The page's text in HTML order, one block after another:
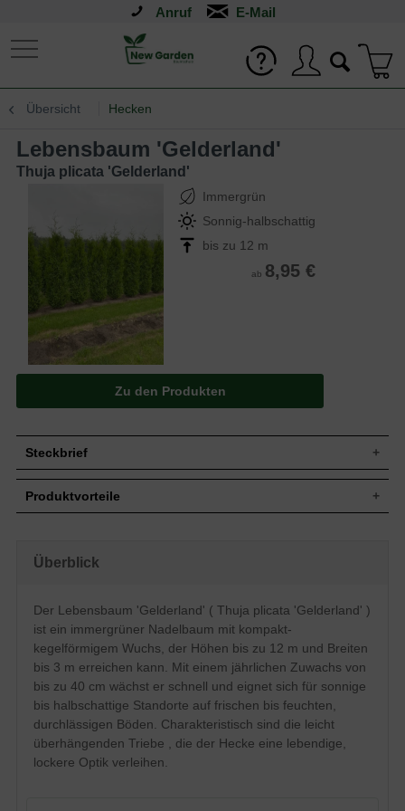
Anruf
Übersicht Hecken
Lebensbaum 'Gelderland'
Thuja plicata 'Gelderland'
Immergrün
Sonnig-halbschattig
bis zu 12 m
ab 8,95 €
Zu den Produkten
Steckbrief
Zuwachs
Wuchsform
Blüte
Unscheinbar
Rinde
Graubraun
Boden
Relativ anspruchslos, bevorzugt jedoch
Untergründe, kalkverträglich
Standort
Sonnig bis halbschattig
Verwendung
Kübelbepflanzung
Eine bereits seit Jahren bestätigte und
verlässliche Sorte, die wir gerne als
Produktvorteile
sehr frosthart und windfest
Regenerationsvermögen
optimal für schmale,
hohe Hecken
verträgt keine extreme Trockenheit
verträgt keinen Rückschnitt ins alte Holz
Überblick
Der Lebensbaum 'Gelderland' ( Thuja plicata 'Gelderland' )
ist ein immergrüner Nadelbaum mit kompakt-
kegelförmigem Wuchs, der Höhen bis zu 12 m und Breiten
bis 3 m erreichen kann. Mit einem jährlichen Zuwachs von
bis zu 40 cm wächst er schnell und eignet sich für sonnige
bis halbschattige Standorte auf frischen bis feuchten,
durchlässigen Böden. Charakteristisch sind die leicht
überhängenden Triebe , die der Hecke eine lebendige,
lockere Optik verleihen.